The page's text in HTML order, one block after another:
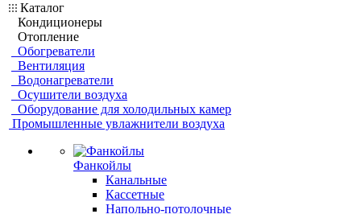
Каталог
Кондиционеры
Отопление
Обогреватели
Вентиляция
Водонагреватели
Осушители воздуха
Оборудование для холодильных камер
Промышленные увлажнители воздуха
Фанкойлы
Канальные
Кассетные
Напольно-потолочные